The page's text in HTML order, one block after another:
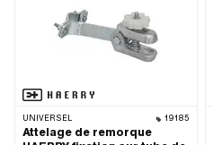
(filetage fin)
UNIVERSEL 19185
Attelage de remorque